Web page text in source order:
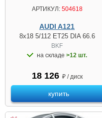
АРТИКУЛ:504618
AUDI A121
8x18 5/112 ET25 DIA 66.6
BKF
на складе >12 шт.
18 126 ₽ / диск
купить